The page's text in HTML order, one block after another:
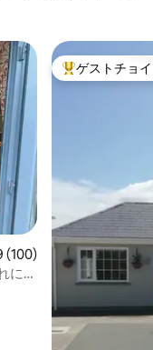
ー100件、5つ星中4.99
(100)
に最
大好評のゲスト
ゲストチョ